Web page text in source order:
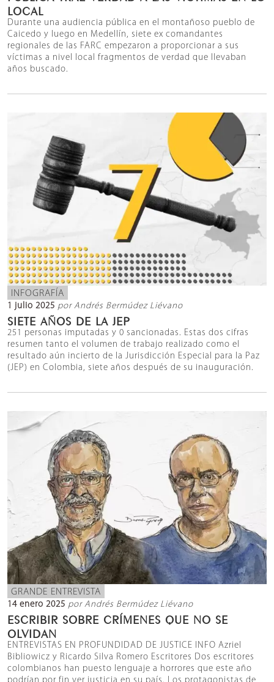
LOCAL
Durante una audiencia pública en el montañoso pueblo de
Caicedo y luego en Medellín, siete ex comandantes
regionales de las FARC empezaron a proporcionar a sus
víctimas a nivel local fragmentos de verdad que llevaban
años buscado.
INFOGRAFÍA
1 julio 2025 por Andrés Bermúdez Liévano
SIETE AÑOS DE LA JEP
251 personas imputadas y 0 sancionadas. Estas dos cifras
resumen tanto el volumen de trabajo realizado como el
resultado aún incierto de la Jurisdicción Especial para la Paz
(JEP) en Colombia, siete años después de su inauguración.
GRANDE ENTREVISTA
14 enero 2025 por Andrés Bermúdez Liévano
ESCRIBIR SOBRE CRÍMENES QUE NO SE
OLVIDAN
ENTREVISTAS EN PROFUNDIDAD DE JUSTICE INFO Azriel
Bibliowicz y Ricardo Silva Romero Escritores Dos escritores
colombianos han puesto lenguaje a horrores que este año